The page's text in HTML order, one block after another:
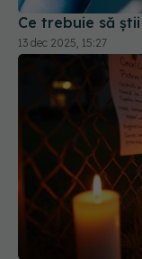
Ce trebuie să
13 dec 2025, 15:27